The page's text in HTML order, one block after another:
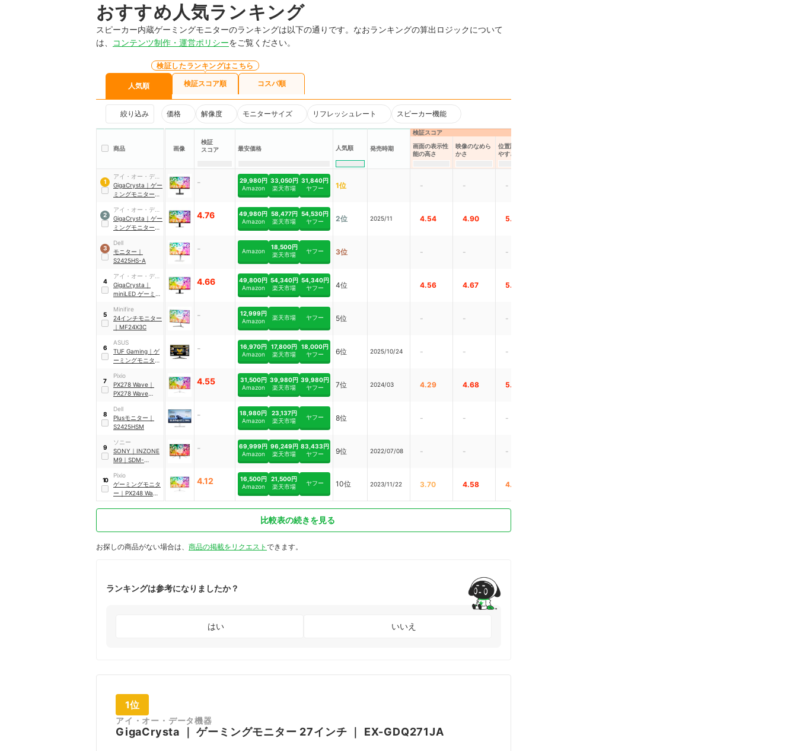
おすすめ人気ランキング
スピーカー内蔵ゲーミングモニターのランキングは以下の通りです。なおランキングの算出ロジックについて
は、
コンテンツ制作・運営ポリシーをご覧ください。
人気順
検証したランキングはこちら
検証スコア順 コスパ順
絞り込み 価格 解像度 モニターサイズ リフレッシュレート スピーカー機能
商品 画像
検証
スコア
最安価格 人気順 発売時期
検証スコア
画面の表示性
能の高さ
映像のなめら
かさ
位置調整のし
やすさ
1
アイ・オー・デー
タ機器
GigaCrysta ｜ ゲー
ミングモニター
GDQ271JA
-
29,980円
Amazon
33,050円
楽天市場
31,840円
ヤフー
1位 - - -
2
アイ・オー・デー
タ機器
GigaCrysta ｜ ゲー
ミングモニター
4.76
49,980円
Amazon
58,477円
楽天市場
54,530円
ヤフー
2位 2025/11 4.54 4.90 5.00
3
Dell
モニター ｜
S2425HS-A
- Amazon
18,500円
楽天市場
ヤフー 3位 - - -
4
アイ・オー・デー
タ機器
GigaCrysta ｜
miniLED ゲーミン
GDQ271JLAQ
4.66
49,800円
Amazon
54,340円
楽天市場
54,340円
ヤフー
4位 4.56 4.67 5.00
5
Minifire
24インチモニター
｜ ‎MF24X3C
-
12,999円
Amazon
楽天市場 ヤフー 5位 - - -
6
ASUS
TUF Gaming ｜ ゲ
ーミングモニター
-
16,970円
Amazon
17,800円
楽天市場
18,000円
ヤフー
6位 2025/10/24 - - -
7
Pixio
PX278 Wave ｜
PX278 Wave
4.55
31,500円
Amazon
39,980円
楽天市場
39,980円
ヤフー
7位 2024/03 4.29 4.68 5.00
8
Dell
Plusモニター ｜
S2425HSM
-
18,980円
Amazon
23,137円
楽天市場
ヤフー 8位 - - -
9
ソニー
SONY ｜ INZONE
M9 ｜ SDM-
-
69,999円
Amazon
96,249円
楽天市場
83,433円
ヤフー
9位 2022/07/08 - - -
10
Pixio
ゲーミングモニタ
ー ｜ PX248 Wave
White
4.12
16,500円
Amazon
21,500円
楽天市場
ヤフー 10位 2023/11/22 3.70 4.58 4.00
比較表の続きを見る
お探しの商品がない場合は、 商品の掲載をリクエスト できます。
ランキングは参考になりましたか？
はい いいえ
1位
アイ・オー・データ機器
GigaCrysta ｜ゲーミングモニター 27インチ ｜ EX-GDQ271JA